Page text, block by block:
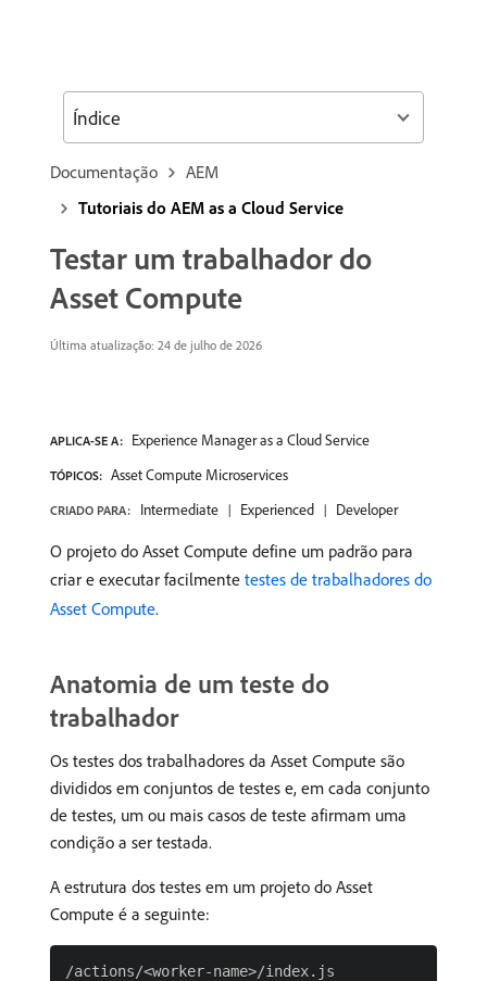
Documentação
AEM
Tutoriais do AEM as a Cloud Service
Testar um trabalhador do
Asset Compute
Última atualização: 24 de julho de 2026
APLICA-SE A: Experience Manager as a Cloud Service
TÓPICOS: Asset Compute Microservices
CRIADO PARA: Intermediate Experienced Developer
O projeto do Asset Compute define um padrão para
criar e executar facilmente testes de trabalhadores do
Asset Compute.
Anatomia de um teste do
trabalhador
Os testes dos trabalhadores da Asset Compute são
divididos em conjuntos de testes e, em cada conjunto
de testes, um ou mais casos de teste afirmam uma
condição a ser testada.
A estrutura dos testes em um projeto do Asset
Compute é a seguinte:
/actions/<worker-name>/index.js
Índice